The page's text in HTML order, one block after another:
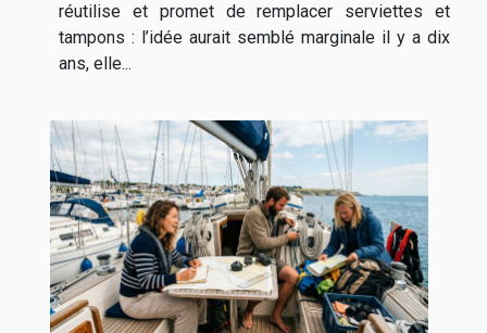
réutilise et promet de remplacer serviettes et
tampons : l’idée aurait semblé marginale il y a dix
ans, elle...